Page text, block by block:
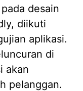
desain
diikuti
aplikasi.
di
akan
pelanggan.